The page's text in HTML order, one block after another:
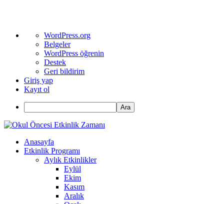
WordPress
hakkında
WordPress.org
Belgeler
WordPress öğrenin
Destek
Geri bildirim
Giriş yap
Kayıt ol
Ara
Anasayfa
Etkinlik Programı
Aylık Etkinlikler
Eylül
Ekim
Kasım
Aralık